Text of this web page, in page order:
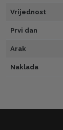
Vrijednost
Prvi dan
Arak
Naklada